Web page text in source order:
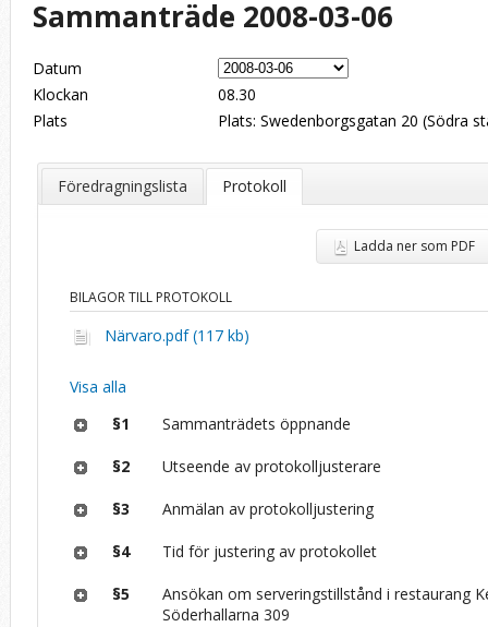
Sammanträde 2008-03-06
Datum
Klockan
08.30
Plats
Plats: Swedenborgsgatan 20 (Södra
Föredragningslista Protokoll
Ladda ner som PDF
BILAGOR TILL PROTOKOLL
Närvaro.pdf (117 kb)
Visa alla
§1
Sammanträdets öppnande
§2 Utseende av protokolljusterare
§3 Anmälan av protokolljustering
§4 Tid för justering av protokollet
§5
Ansökan om serveringstillstånd i restaurang
Söderhallarna 309